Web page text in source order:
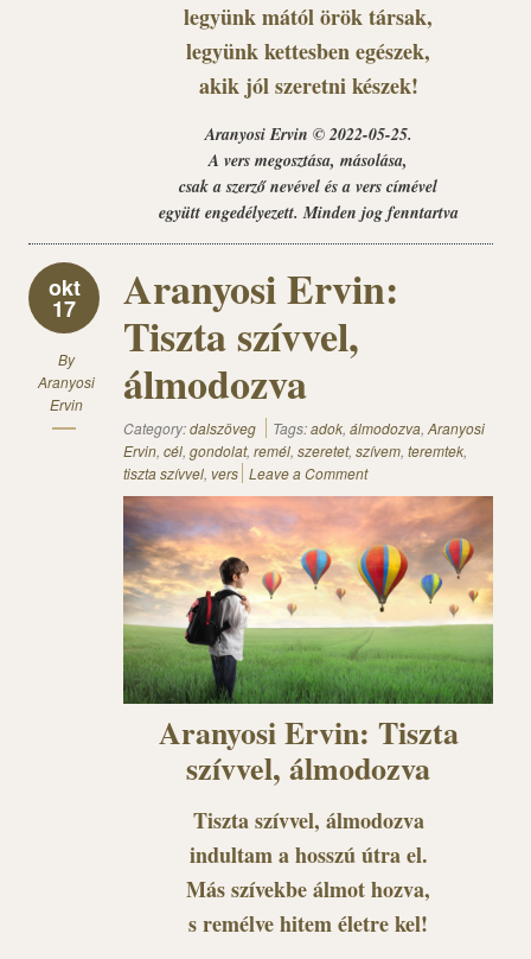
legyünk mától örök társak,
legyünk kettesben egészek,
akik jól szeretni készek!
Aranyosi Ervin © 2022-05-25.
A vers megosztása, másolása,
csak a szerző nevével és a vers címével
együtt engedélyezett. Minden jog fenntartva
okt
17
By
Aranyosi
Ervin
Aranyosi Ervin:
Tiszta szívvel,
álmodozva
Category:dalszöveg Tags:adok, álmodozva, Aranyosi
Ervin, cél, gondolat, remél, szeretet, szívem, teremtek,
tiszta szívvel, vers Leave a Comment
Aranyosi Ervin: Tiszta
szívvel, álmodozva
Tiszta szívvel, álmodozva
indultam a hosszú útra el.
Más szívekbe álmot hozva,
s remélve hitem életre kel!